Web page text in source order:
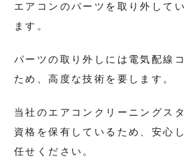
エアコンのパーツを取り外して
ます。
パーツの取り外しには電気配線
ため、高度な技術を要します。
当社のエアコンクリーニングス
資格を保有しているため、安心
任せください。